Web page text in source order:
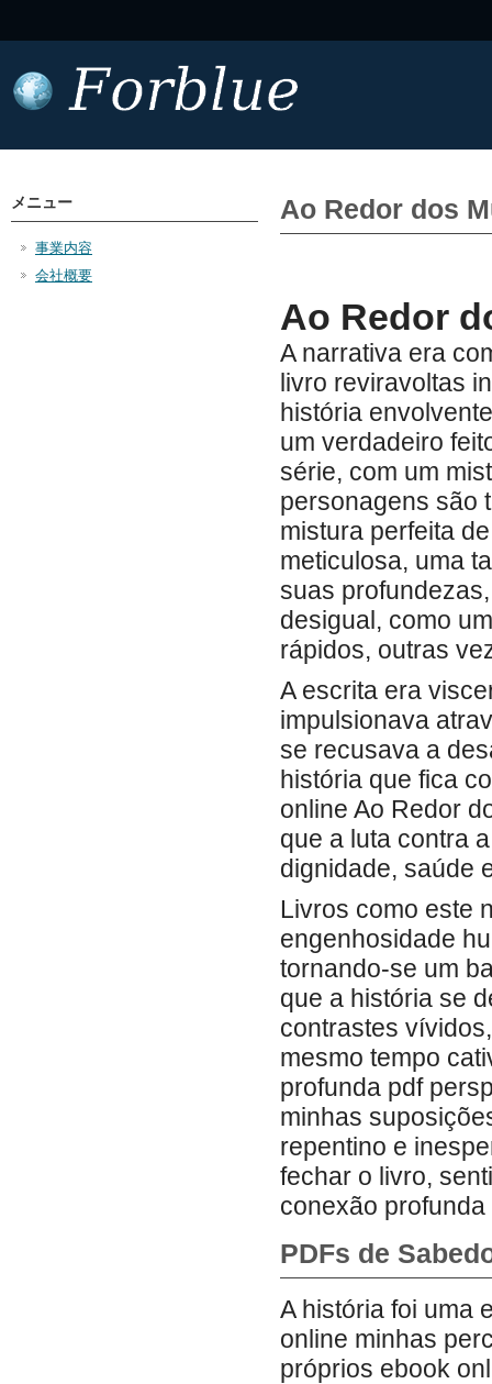
Ao Redor dos
Ao Redor
A narrativa era
livro reviravoltas
história
um verdadeiro
série, com um
personagens são
mistura perfeita
meticulosa, uma
suas
desigual, como
rápidos, outras
A escrita era
impulsionava
se recusava a
história que fica
online Ao Redor
que a luta contra
dignidade, saúde
Livros como este
engenhosidade
tornando-se um
que a história se
contrastes
mesmo tempo
profunda pdf
minhas
repentino e
fechar o livro,
conexão
PDFs de
A história foi uma
online minhas
próprios ebook
メニュー
事業内容
会社概要